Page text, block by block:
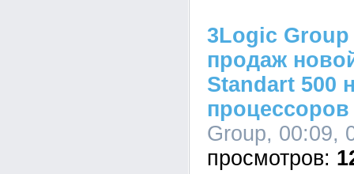
3Logic Group
продаж
Standart 500
Group, 00:09,